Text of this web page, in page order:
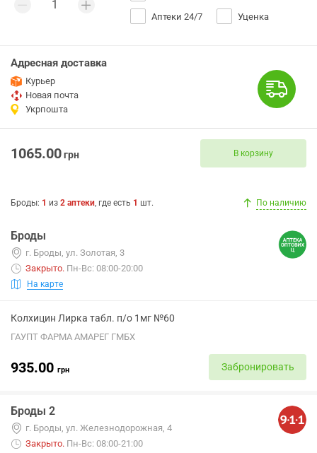
Аптеки 24/7 Уценка
Адресная доставка
Курьер
Новая почта
Укрпошта
1065.00грн В корзину
Броды: 1 из 2 аптеки, где есть 1 шт. По наличию
Броды
г. Броды, ул. Золотая, 3
Закрыто. Пн-Вс: 08:00-20:00
На карте
Колхицин Лирка табл. п/о 1мг №60
ГАУПТ ФАРМА АМАРЕГ ГМБХ
935.00 грн Забронировать
Броды 2
г. Броды, ул. Железнодорожная, 4
Закрыто. Пн-Вс: 08:00-21:00